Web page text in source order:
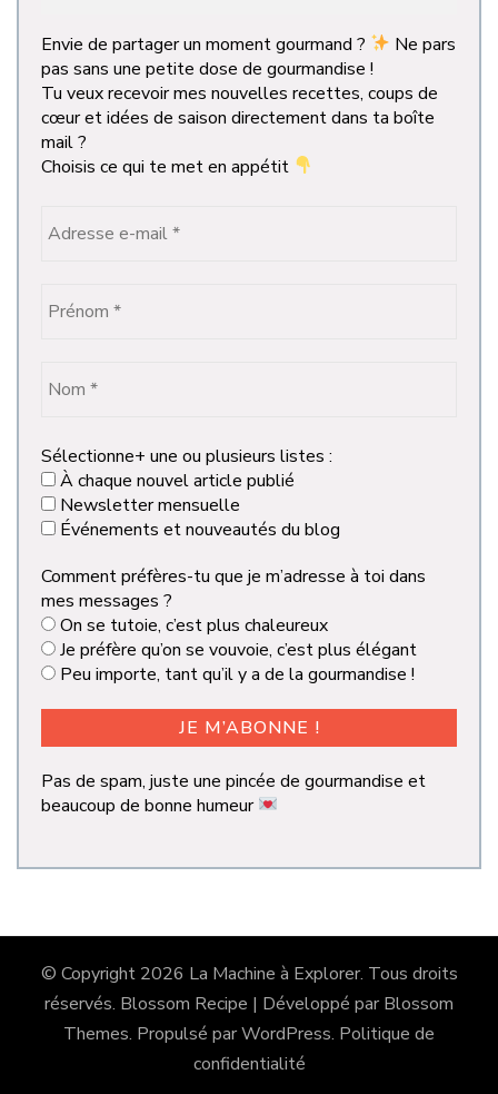
Envie de partager un moment gourmand ?
Ne pars
pas sans une petite dose de gourmandise !
Tu veux recevoir mes nouvelles recettes, coups de
cœur et idées de saison directement dans ta boîte
mail ?
Choisis ce qui te met en appétit
Sélectionne+ une ou plusieurs listes :
À chaque nouvel article publié
Newsletter mensuelle
Événements et nouveautés du blog
Comment préfères-tu que je m’adresse à toi dans
mes messages ?
On se tutoie, c’est plus chaleureux
Je préfère qu’on se vouvoie, c’est plus élégant
Peu importe, tant qu’il y a de la gourmandise !
Pas de spam, juste une pincée de gourmandise et
beaucoup de bonne humeur
© Copyright 2026 La Machine à Explorer. Tous droits
réservés. Blossom Recipe | Développé par Blossom
Themes. Propulsé parWordPress. Politique de
confidentialité